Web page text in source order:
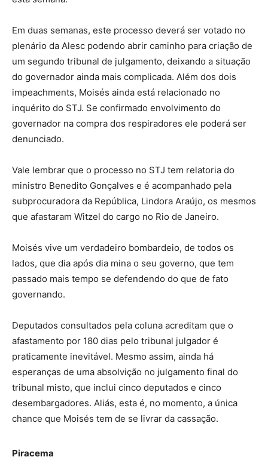
Em duas semanas, este processo deverá ser votado no
plenário da Alesc podendo abrir caminho para criação de
um segundo tribunal de julgamento, deixando a situação
do governador ainda mais complicada. Além dos dois
impeachments, Moisés ainda está relacionado no
inquérito do STJ. Se confirmado envolvimento do
governador na compra dos respiradores ele poderá ser
denunciado.
Vale lembrar que o processo no STJ tem relatoria do
ministro Benedito Gonçalves e é acompanhado pela
subprocuradora da República, Lindora Araújo, os mesmos
que afastaram Witzel do cargo no Rio de Janeiro.
Moisés vive um verdadeiro bombardeio, de todos os
lados, que dia após dia mina o seu governo, que tem
passado mais tempo se defendendo do que de fato
governando.
Deputados consultados pela coluna acreditam que o
afastamento por 180 dias pelo tribunal julgador é
praticamente inevitável. Mesmo assim, ainda há
esperanças de uma absolvição no julgamento final do
tribunal misto, que inclui cinco deputados e cinco
desembargadores. Aliás, esta é, no momento, a única
chance que Moisés tem de se livrar da cassação.
Piracema